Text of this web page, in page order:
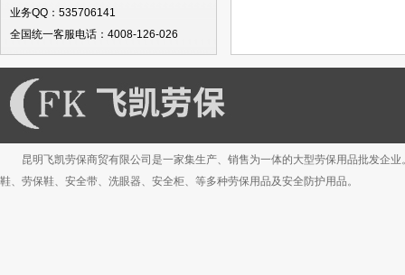
业务QQ：535706141
全国统一客服电话：4008-126-026
昆明飞凯劳保商贸有限公司是一家集生产、销售为一体的大型劳保用品批发企
鞋、劳保鞋、安全带、洗眼器、安全柜、等多种劳保用品及安全防护用品。